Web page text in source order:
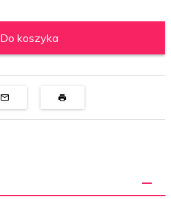
Do koszyka